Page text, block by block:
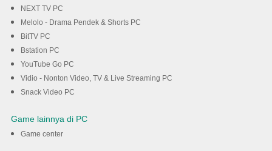
NEXT TV PC
Melolo - Drama Pendek & Shorts PC
BitTV PC
Bstation PC
YouTube Go PC
Vidio - Nonton Video, TV & Live Streaming PC
Snack Video PC
Game lainnya di PC
Game center